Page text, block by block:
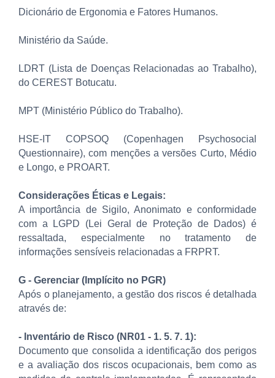
Dicionário de Ergonomia e Fatores Humanos.
Ministério da Saúde.
LDRT (Lista de Doenças Relacionadas ao Trabalho),
do CEREST Botucatu.
MPT (Ministério Público do Trabalho).
HSE-IT COPSOQ (Copenhagen Psychosocial
Questionnaire), com menções a versões Curto, Médio
e Longo, e PROART.
Considerações Éticas e Legais:
A importância de Sigilo, Anonimato e conformidade
com a LGPD (Lei Geral de Proteção de Dados) é
ressaltada, especialmente no tratamento de
informações sensíveis relacionadas a FRPRT.
G - Gerenciar (Implícito no PGR)
Após o planejamento, a gestão dos riscos é detalhada
através de:
- Inventário de Risco (NR01 - 1. 5. 7. 1):
Documento que consolida a identificação dos perigos
e a avaliação dos riscos ocupacionais, bem como as